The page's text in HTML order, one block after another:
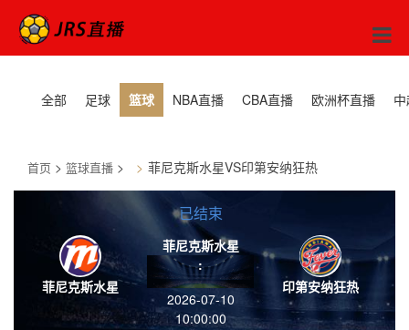
全部 足球 篮球 NBA直播 CBA直播 欧洲杯直播
首页 > 篮球直播 > 菲尼克斯水星VS印第安纳狂热
菲尼克斯水星
已结束
菲尼克斯水星
:
2026-07-10
10:00:00
印第安纳狂热